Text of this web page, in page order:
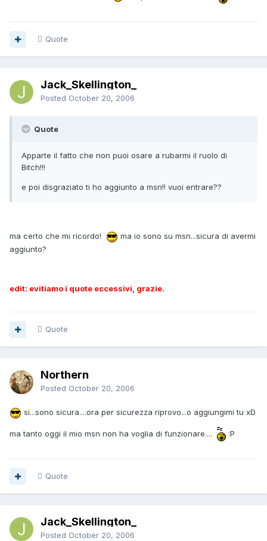
Quote
Jack_Skellington_
Posted October 20, 2006
Quote
Apparte il fatto che non puoi osare a rubarmi il ruolo di
Bitch!!!
e poi disgraziato ti ho aggiunto a msn!! vuoi entrare??
ma certo che mi ricordo!
ma io sono su msn...sicura di avermi
aggiunto?
edit: evitiamo i quote eccessivi, grazie.
Quote
Northern
Posted October 20, 2006
si...sono sicura....ora per sicurezza riprovo...o aggiungimi tu xD
ma tanto oggi il mio msn non ha voglia di funzionare.... :P
Quote
Jack_Skellington_
Posted October 20, 2006